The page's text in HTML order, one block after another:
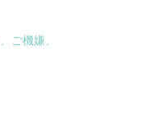
ご機嫌、